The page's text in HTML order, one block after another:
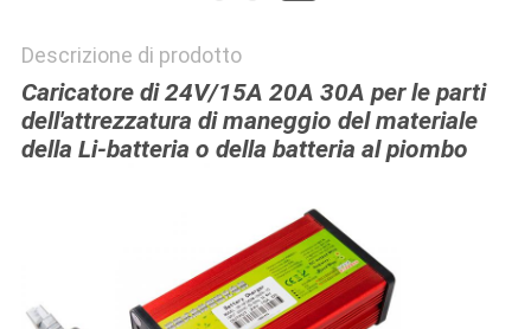
Descrizione di prodotto
Caricatore di 24V/15A 20A 30A per le parti
dell'attrezzatura di maneggio del materiale
della Li-batteria o della batteria al piombo